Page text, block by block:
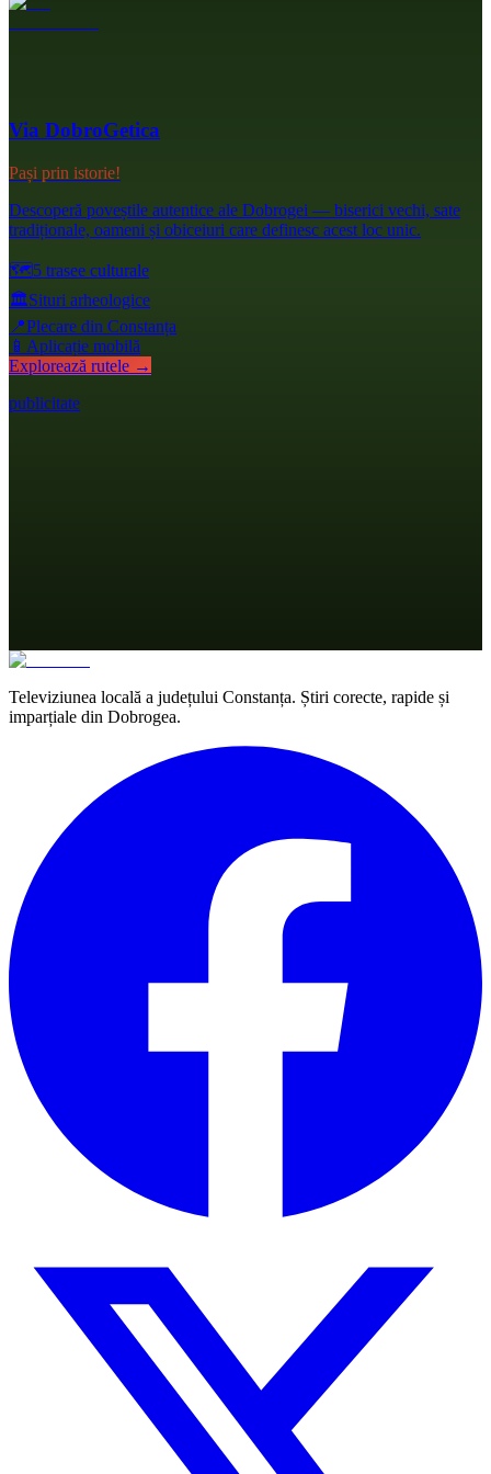
Via DobroGetica
Pași prin istorie!
Descoperă poveștile autentice ale Dobrogei — biserici vechi, sate
tradiționale, oameni și obiceiuri care definesc acest loc unic.
🗺️5 trasee culturale
🏛️Situri arheologice
📍Plecare din Constanța
📱 Aplicație mobilă
Explorează rutele →
publicitate
Televiziunea locală a județului Constanța. Știri corecte, rapide și
imparțiale din Dobrogea.